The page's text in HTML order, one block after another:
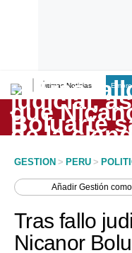
Últimas Noticias
Lo último
Peru Quiosco
Economía
GESTION > PERU >
AñadirGestión
Tras fallo
Nicanor